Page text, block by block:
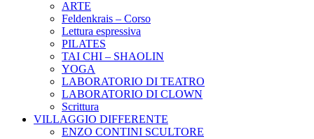
ARTE
Feldenkrais – Corso
Lettura espressiva
PILATES
TAI CHI – SHAOLIN
YOGA
LABORATORIO DI TEATRO
LABORATORIO DI CLOWN
Scrittura
VILLAGGIO DIFFERENTE
ENZO CONTINI SCULTORE